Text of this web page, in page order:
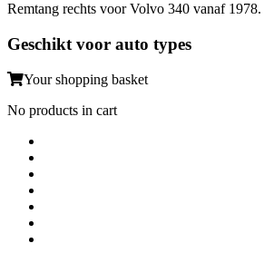
Remtang rechts voor Volvo 340 vanaf 1978.
Geschikt voor auto types
Your shopping basket
No products in cart